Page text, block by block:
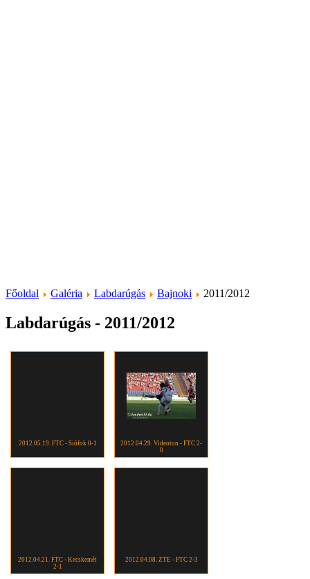
Főoldal Galéria Labdarúgás Bajnoki 2011/2012
Labdarúgás - 2011/2012
2012.05.19. FTC - Siófok 0-1
2012.04.29. Videoton - FTC 2-
0
2012.04.21. FTC - Kecskemét
2-1
2012.04.08. ZTE - FTC 2-3